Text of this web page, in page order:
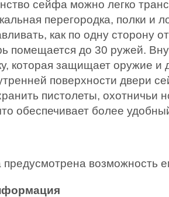
сейфа можно легко
перегородка, полки
как по одну сторону
помещается до 30 ружей.
которая защищает оружие и
поверхности двери
пистолеты,
обеспечивает более
возможность